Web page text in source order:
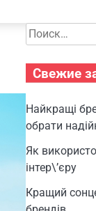
Найти:
Свежие
Найкращі
обрати
Як
інтер\’єру
Кращий